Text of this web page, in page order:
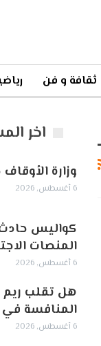
ثقافة و فن
اخر
وزارة
6 أغسطس, 2026
كواليس
المنصات
6 أغسطس, 2026
هل تقلب ريم
المنافسة
6 أغسطس, 2026